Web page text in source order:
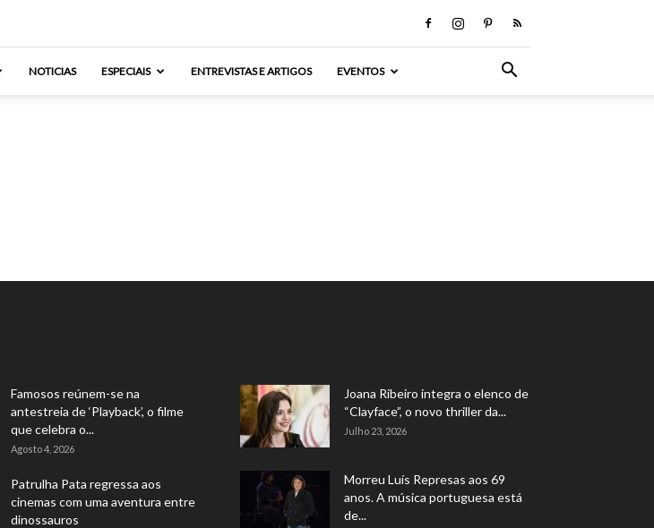
NOTICIAS ESPECIAIS ENTREVISTAS E ARTIGOS EVENTOS
Famosos reúnem-se na
antestreia de ‘Playback’, o filme
que celebra o...
Agosto 4, 2026
Patrulha Pata regressa aos
cinemas com uma aventura entre
dinossauros
Joana Ribeiro integra o elenco de
“Clayface”, o novo thriller da...
Julho 23, 2026
Morreu Luís Represas aos 69
anos. A música portuguesa está
de...